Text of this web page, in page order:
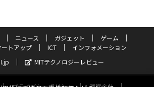
ニュース ガジェット
ゲーム
ートアップ ICT
インフォメーション
MITテクノロジーレビュー